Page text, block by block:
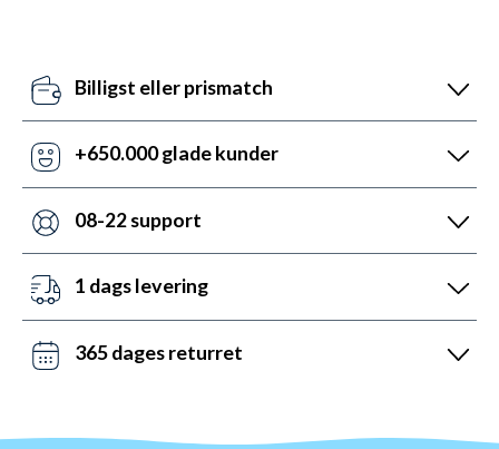
Billigst eller prismatch
Vores pris-robotter opdaterer dagligt alle vores
priser ift. konkurrenterne. Misser de, så udnyt vores
+650.000 glade kunder
Med +6 år i markedet, så har vi hjulpet flere end
nogen andre med udstyr til vandsport. Heldigvis kan
08-22 support
Vi er sat i verden for at hjælpe. Derfor er vores
kundeservice åben mandag til fredag fra 08 til 22.
1 dags levering
Det kan du opnå ved bestilling før kl. 22:00 alle ugens
dage - også i weekenden. Vi sender med DAO, Bring
365 dages returret
behandles indenfor 24 timer.